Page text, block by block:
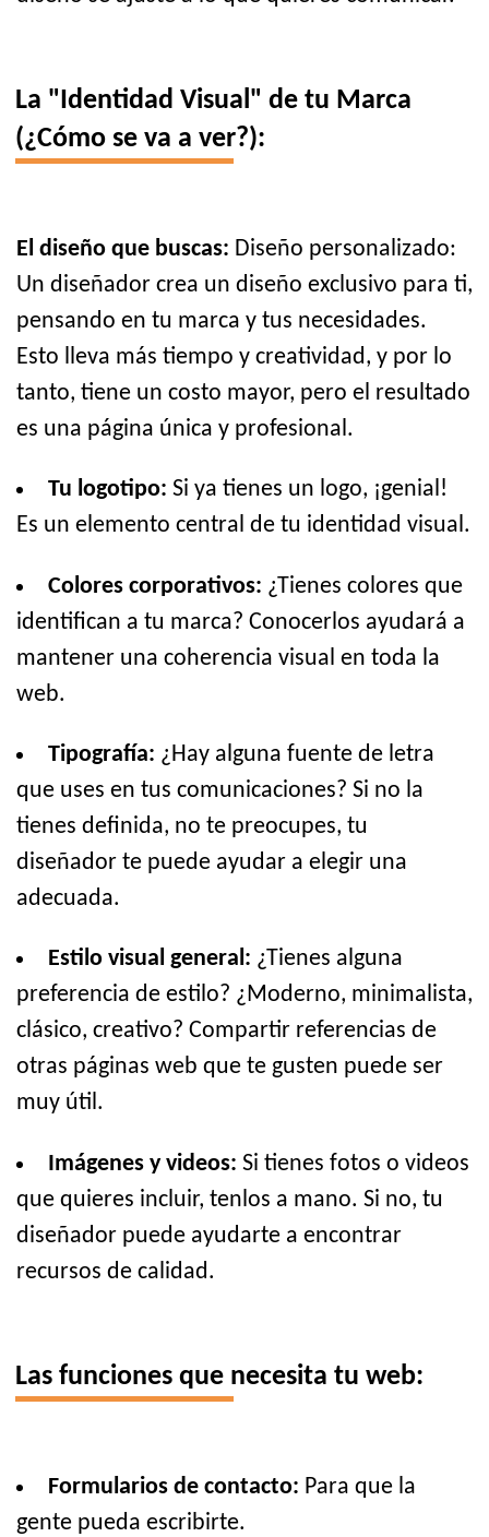
La "Identidad Visual" de tu Marca
(¿Cómo se va a ver?):
El diseño que buscas: Diseño personalizado:
Un diseñador crea un diseño exclusivo para ti,
pensando en tu marca y tus necesidades.
Esto lleva más tiempo y creatividad, y por lo
tanto, tiene un costo mayor, pero el resultado
es una página única y profesional.
Tu logotipo: Si ya tienes un logo, ¡genial!
Es un elemento central de tu identidad visual.
Colores corporativos: ¿Tienes colores que
identifican a tu marca? Conocerlos ayudará a
mantener una coherencia visual en toda la
web.
Tipografía: ¿Hay alguna fuente de letra
que uses en tus comunicaciones? Si no la
tienes definida, no te preocupes, tu
diseñador te puede ayudar a elegir una
adecuada.
Estilo visual general: ¿Tienes alguna
preferencia de estilo? ¿Moderno, minimalista,
clásico, creativo? Compartir referencias de
otras páginas web que te gusten puede ser
muy útil.
Imágenes y videos: Si tienes fotos o videos
que quieres incluir, tenlos a mano. Si no, tu
diseñador puede ayudarte a encontrar
recursos de calidad.
Las funciones que necesita tu web:
Formularios de contacto: Para que la
gente pueda escribirte.